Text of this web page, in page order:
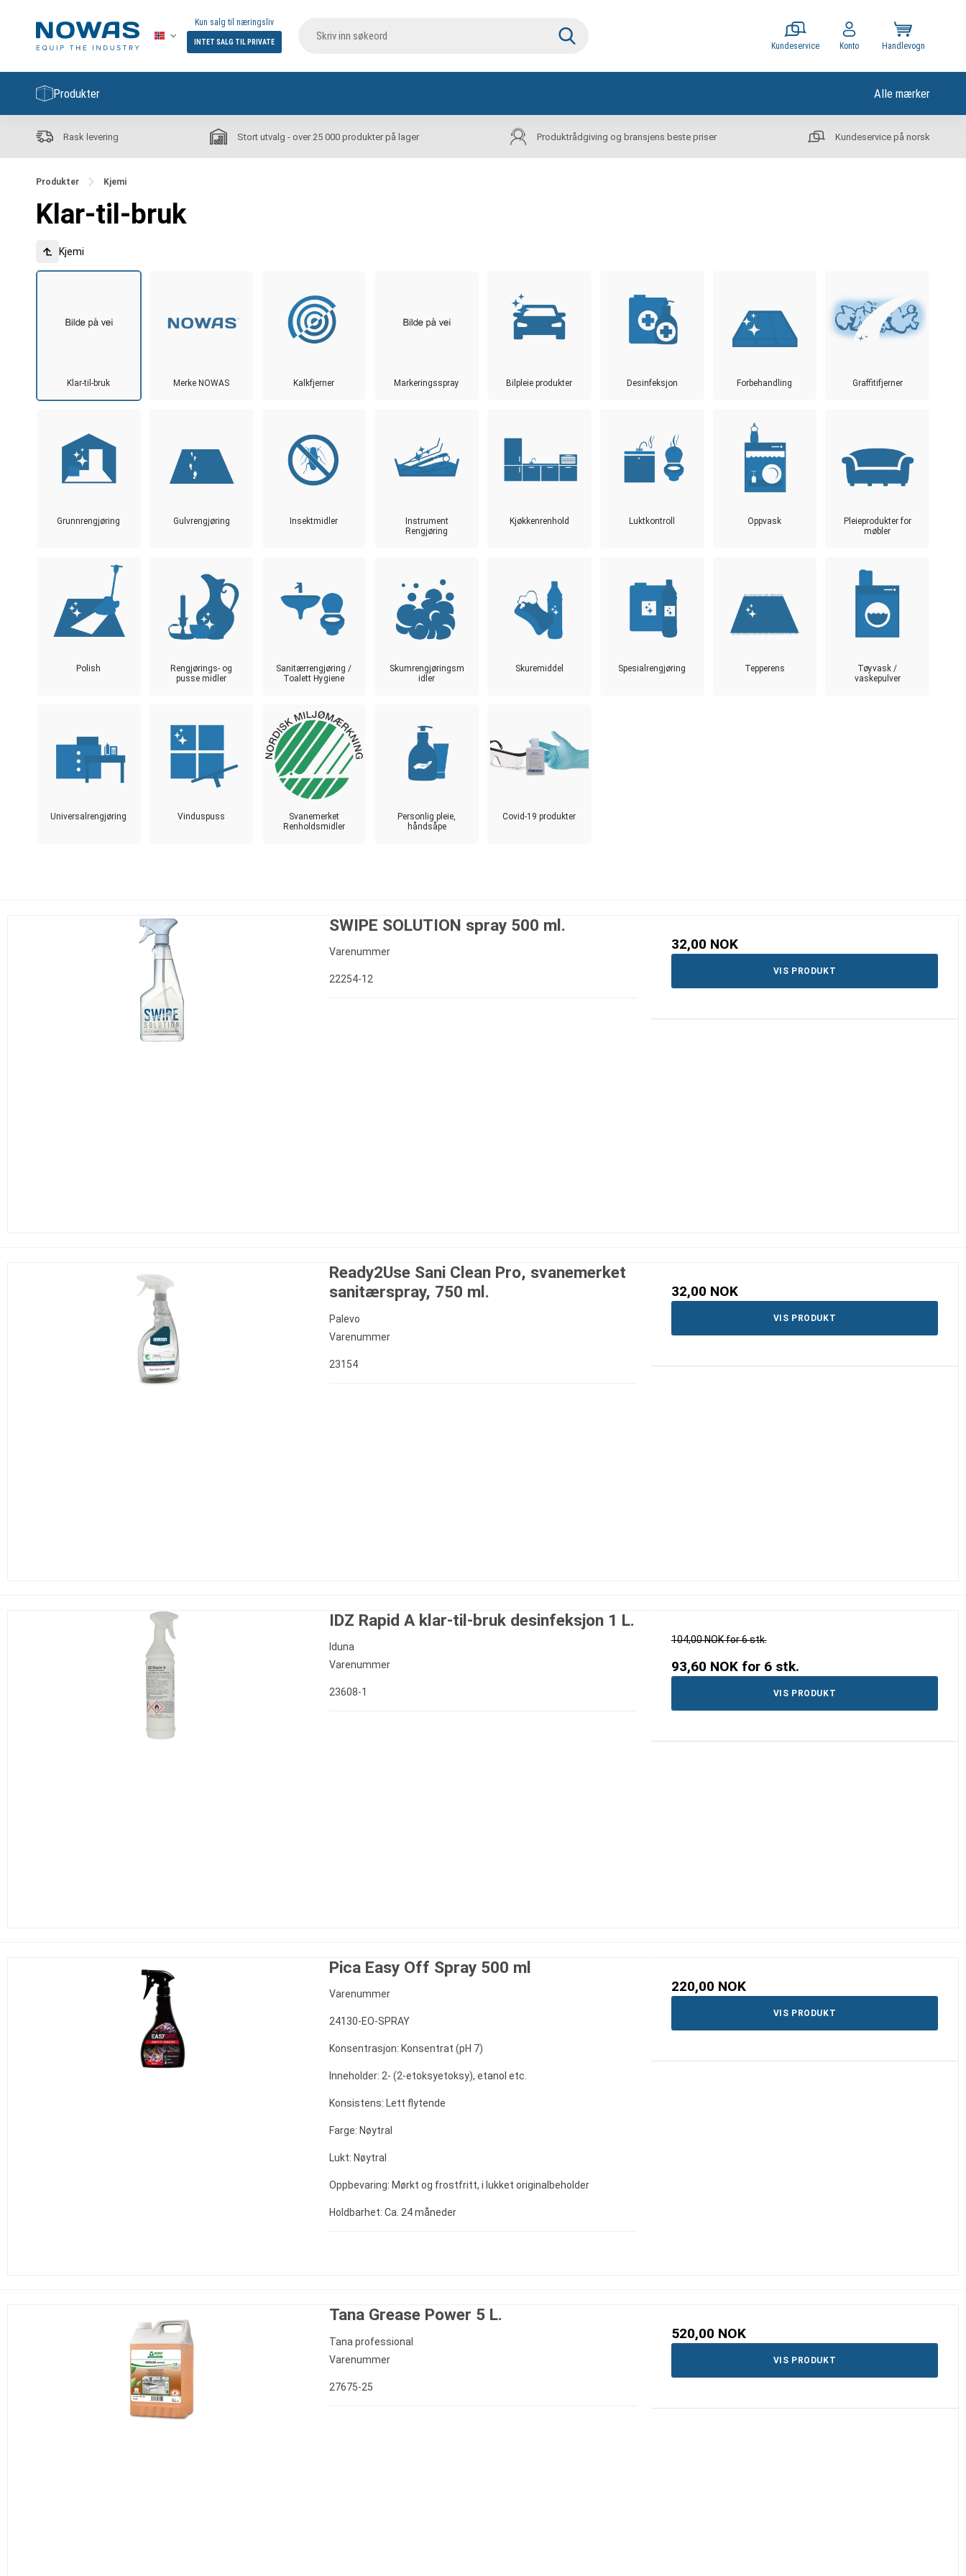
Kun salg til næringsliv
INTET SALG TIL PRIVATE Kundeservice Konto Handlevogn
Produkter Alle mærker
Rask levering Stort utvalg - over 25 000 produkter på lager Produktrådgiving og bransjens beste priser Kundeservice på norsk
Produkter Kjemi
Klar-til-bruk
Kjemi
Klar-til-bruk Merke NOWAS Kalkfjerner Markeringsspray Bilpleie produkter Desinfeksjon Forbehandling Graffitifjerner
Grunnrengjøring Gulvrengjøring Insektmidler
Instrument
Rengjøring
Kjøkkenrenhold Luktkontroll Oppvask
Pleieprodukter for
møbler
Polish
Rengjørings- og
pusse midler
Sanitærrengjøring /
Toalett Hygiene
Skumrengjøringsm
idler
Skuremiddel Spesialrengjøring Tepperens
Tøyvask /
vaskepulver
Universalrengjøring Vinduspuss
Svanemerket
Renholdsmidler
Personlig pleie,
håndsåpe
Covid-19 produkter
SWIPE SOLUTION spray 500 ml.
Varenummer
22254-12
32,00 NOK
VIS PRODUKT
Ready2Use Sani Clean Pro, svanemerket
sanitærspray, 750 ml.
Palevo
Varenummer
23154
32,00 NOK
VIS PRODUKT
IDZ Rapid A klar-til-bruk desinfeksjon 1 L.
Iduna
Varenummer
23608-1
104,00 NOK for 6 stk.
93,60 NOKfor 6 stk.
VIS PRODUKT
Pica Easy Off Spray 500 ml
Varenummer
24130-EO-SPRAY
Konsentrasjon: Konsentrat (pH 7)
Inneholder: 2- (2-etoksyetoksy), etanol etc.
Konsistens: Lett flytende
Farge: Nøytral
Lukt: Nøytral
Oppbevaring: Mørkt og frostfritt, i lukket originalbeholder
Holdbarhet: Ca. 24 måneder
220,00 NOK
VIS PRODUKT
Tana Grease Power 5 L.
Tana professional
Varenummer
27675-25
520,00 NOK
VIS PRODUKT